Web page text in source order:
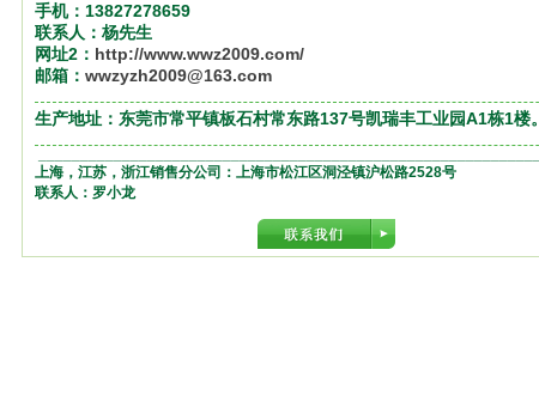
手机：13827278659
联系人：杨先生
网址2： http://www.wwz2009.com/
邮箱： wwzyzh2009@163.com
生产地址：东莞市常平镇板石村常东路137号凯瑞丰工业园A1栋1楼。
上海，江苏，浙江销售分公司：上海市松江区洞泾镇沪松路2528号
联系人：罗小龙